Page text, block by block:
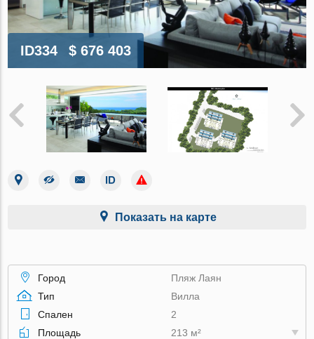
ID334 $ 676 403
Показать на карте
Город
Пляж Лаян
Тип
Вилла
Спален
2
Площадь
213 м²